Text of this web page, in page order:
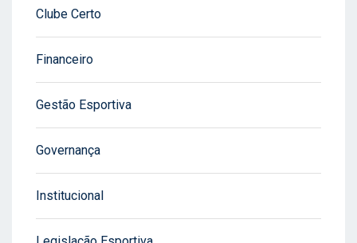
Clube Certo
Financeiro
Gestão Esportiva
Governança
Institucional